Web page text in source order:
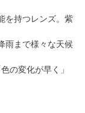
を持つレンズ。紫
雨まで様々な天候
の変化が早く」